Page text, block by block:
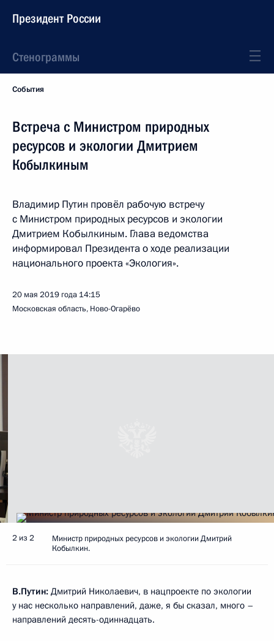
Президент России
Стенограммы
События
Встреча с Министром природных
ресурсов и экологии Дмитрием
Кобылкиным
Владимир Путин провёл рабочую встречу
с Министром природных ресурсов и экологии
Дмитрием Кобылкиным. Глава ведомства
информировал Президента о ходе реализации
национального проекта «Экология».
20 мая 2019 года 14:15
Московская область, Ново-Огарёво
2 из 2
Министр природных ресурсов и экологии Дмитрий
Кобылкин.
В.Путин: Дмитрий Николаевич, в нацпроекте по экологии
у нас несколько направлений, даже, я бы сказал, много –
направлений десять-одиннадцать.